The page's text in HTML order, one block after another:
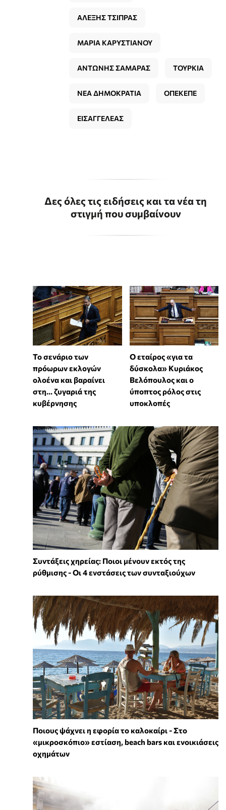
ΑΛΕΞΗΣ ΤΣΙΠΡΑΣ
ΜΑΡΙΑ ΚΑΡΥΣΤΙΑΝΟΥ
ΑΝΤΩΝΗΣ ΣΑΜΑΡΑΣ ΤΟΥΡΚΙΑ
ΝΕΑ ΔΗΜΟΚΡΑΤΙΑ ΟΠΕΚΕΠΕ
ΕΙΣΑΓΓΕΛΕΑΣ
Δες όλες τις ειδήσεις και τα νέα τη
στιγμή που συμβαίνουν
Το σενάριο των
πρόωρων εκλογών
ολοένα και βαραίνει
στη… ζυγαριά της
κυβέρνησης
Ο εταίρος «για τα
δύσκολα» Κυριάκος
Βελόπουλος και ο
ύποπτος ρόλος στις
υποκλοπές
Συντάξεις χηρείας: Ποιοι μένουν εκτός της
ρύθμισης - Οι 4 ενστάσεις των συνταξιούχων
Ποιους ψάχνει η εφορία το καλοκαίρι - Στο
«μικροσκόπιο» εστίαση, beach bars και ενοικιάσεις
οχημάτων